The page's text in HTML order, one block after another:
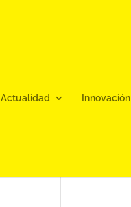
Actualidad Innovación